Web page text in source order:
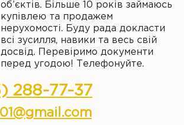
об’єктів. Більше 10 років займаюсь
купівлею та продажем
нерухомості. Буду рада докласти
всі зусилля, навики та весь свій
досвід. Перевіримо документи
перед угодою! Телефонуйте.
288-77-37